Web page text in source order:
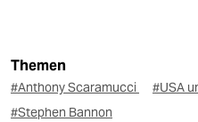
Themen
#Anthony Scaramucci #USA
#Stephen Bannon